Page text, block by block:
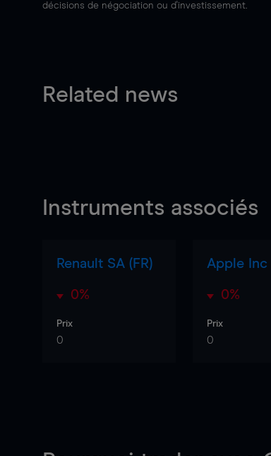
décisions de négociation ou d'investissement.
Related news
Instruments associés
Renault SA (FR)
0%
Prix
0
Apple Inc
0%
Prix
0